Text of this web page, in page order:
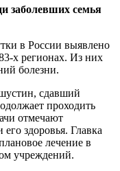
заболевших семья
в России выявлено
х регионах. Из них
болезни.
сдавший
проходить
отмечают
здоровья. Главка
лечение в
учреждений.